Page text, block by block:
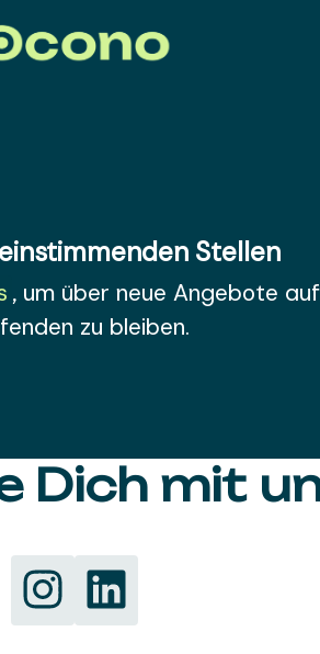
Stellen
, um über neue Angebote
zu bleiben.
Dich mit